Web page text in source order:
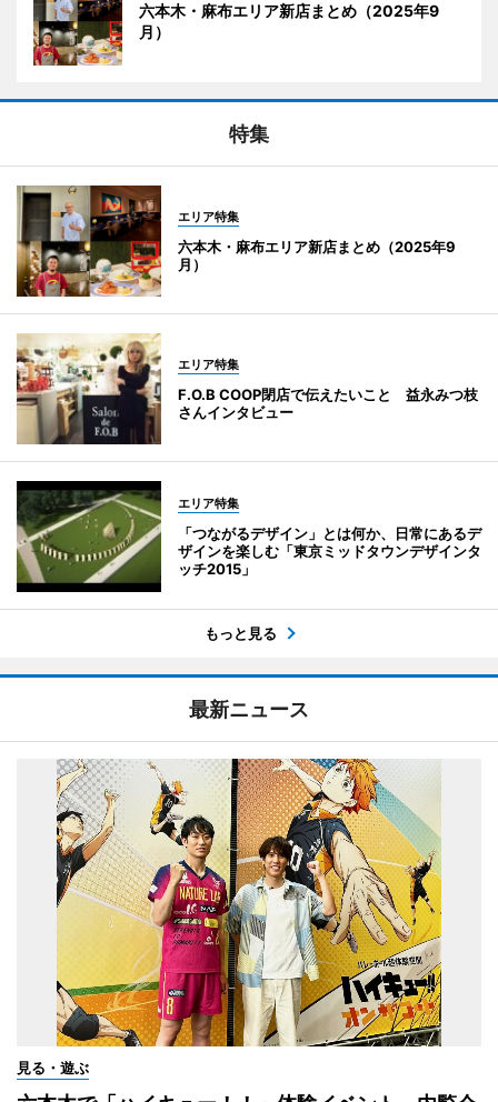
六本木・麻布エリア新店まとめ（2025年9
月）
特集
エリア特集
六本木・麻布エリア新店まとめ（2025年9
月）
エリア特集
F.O.B COOP閉店で伝えたいこと 益永みつ枝
さんインタビュー
エリア特集
「つながるデザイン」とは何か、日常にあるデ
ザインを楽しむ「東京ミッドタウンデザインタ
ッチ2015」
もっと見る
最新ニュース
見る・遊ぶ